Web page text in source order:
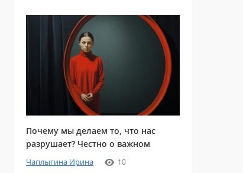
Почему мы делаем то, что нас
разрушает? Честно о важном
Чаплыгина Ирина 10